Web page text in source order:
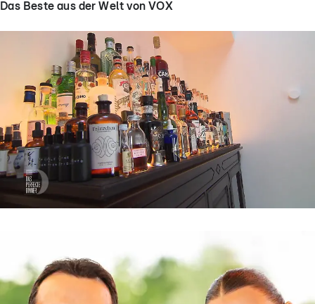
Das Beste aus der Welt von VOX
Alkoholrekord? Frederiks
Flaschensammlung stiehlt dem Menü die
Show